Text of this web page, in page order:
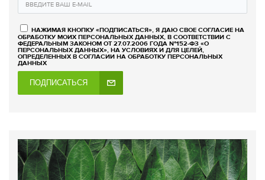
НАЖИМАЯ КНОПКУ «ПОДПИСАТЬСЯ», Я ДАЮ СВОЕ СОГЛАСИЕ НА
ОБРАБОТКУ МОИХ ПЕРСОНАЛЬНЫХ ДАННЫХ, В СООТВЕТСТВИИ С
ФЕДЕРАЛЬНЫМ ЗАКОНОМ ОТ 27.07.2006 ГОДА №152-ФЗ «О
ПЕРСОНАЛЬНЫХ ДАННЫХ», НА УСЛОВИЯХ И ДЛЯ ЦЕЛЕЙ,
ОПРЕДЕЛЕННЫХ В СОГЛАСИИ НА ОБРАБОТКУ ПЕРСОНАЛЬНЫХ
ДАННЫХ
ПОДПИСАТЬСЯ